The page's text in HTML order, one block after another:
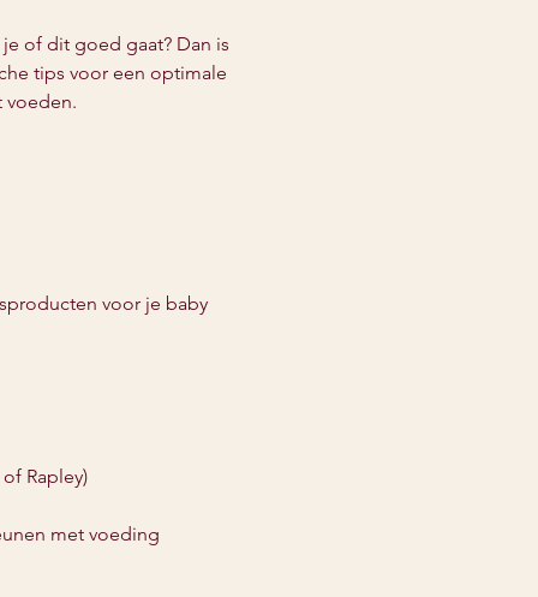
of dit goed gaat? Dan is
tips voor een optimale
voeden.
voor je baby
Rapley)
met voeding